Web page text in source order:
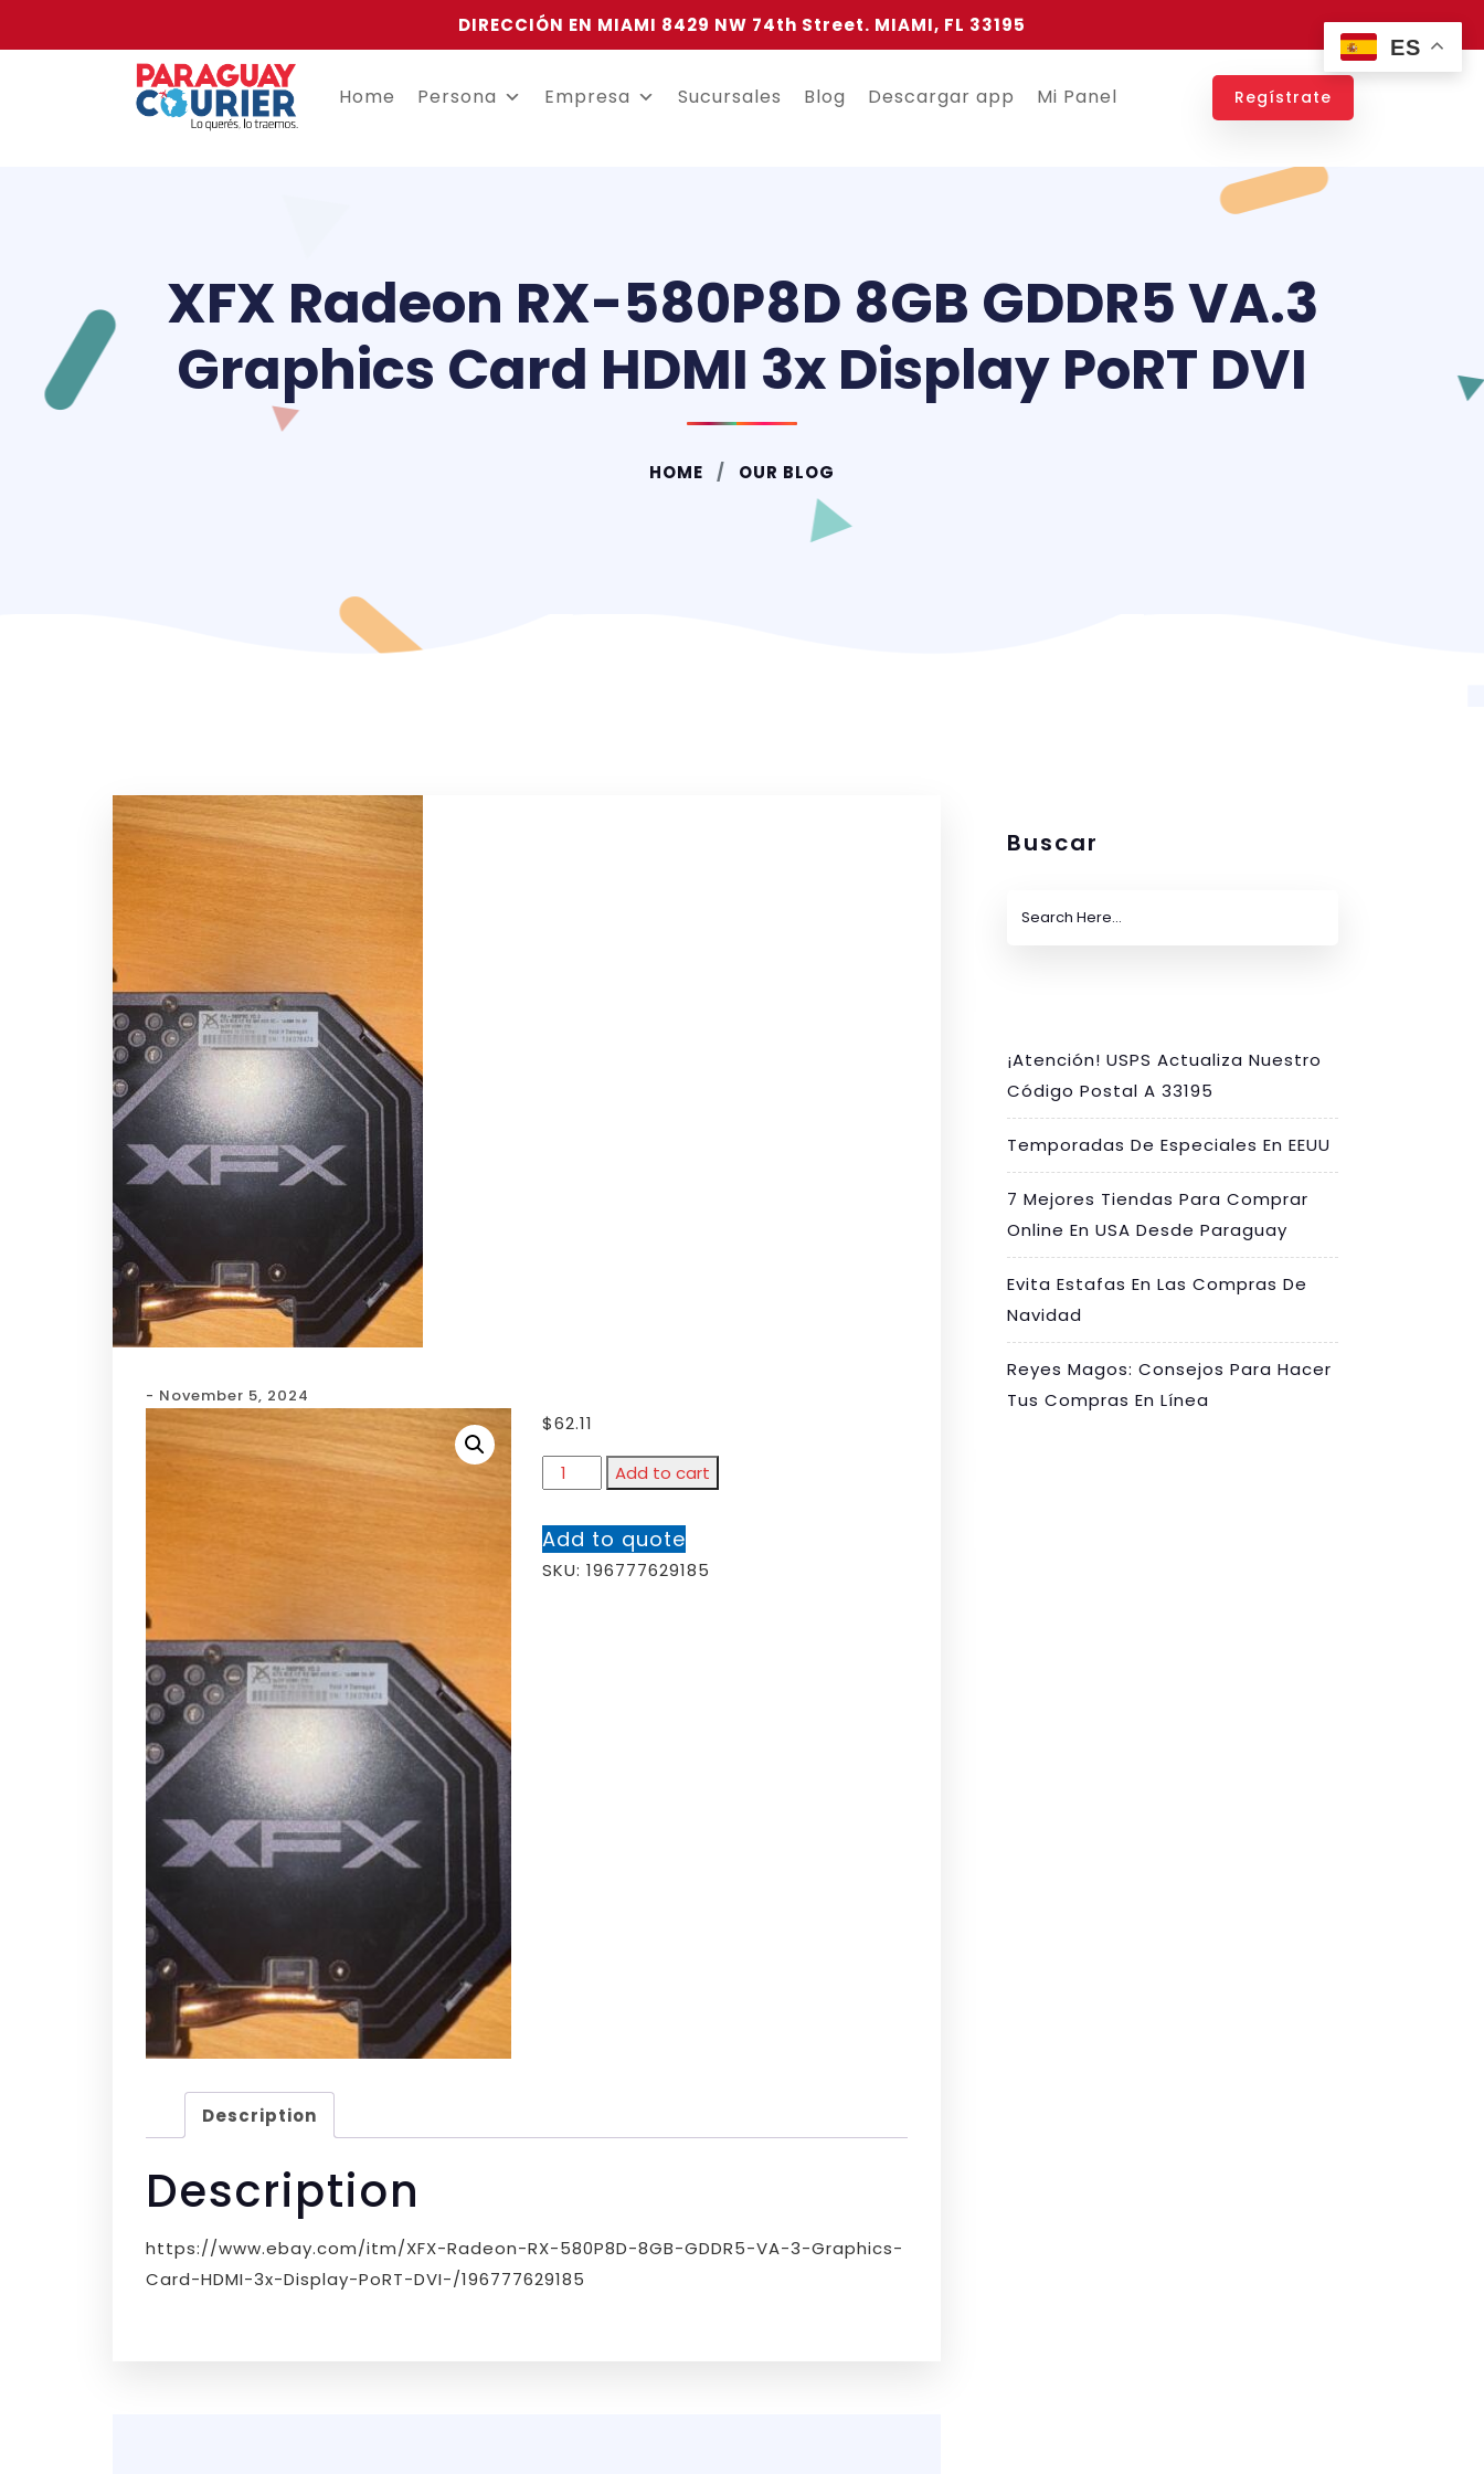
DIRECCIÓN EN MIAMI 8429 NW 74th Street. MIAMI, FL 33195
Home Persona Empresa Sucursales Blog Descargar app Mi Panel Regístrate
XFX Radeon RX-580P8D 8GB GDDR5 VA.3
Graphics Card HDMI 3x Display PoRT DVI
HOME OUR BLOG
- November 5, 2024
$62.11
Add to cart
Add to quote
SKU: 196777629185
Description
Description
https://www.ebay.com/itm/XFX-Radeon-RX-580P8D-8GB-GDDR5-VA-3-Graphics-
Card-HDMI-3x-Display-PoRT-DVI-/196777629185
Buscar
¡Atención! USPS Actualiza Nuestro
Código Postal A 33195
Temporadas De Especiales En EEUU
7 Mejores Tiendas Para Comprar
Online En USA Desde Paraguay
Evita Estafas En Las Compras De
Navidad
Reyes Magos: Consejos Para Hacer
Tus Compras En Línea
ES